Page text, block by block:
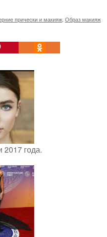
прически и макияж Образ макияж
2017 года.